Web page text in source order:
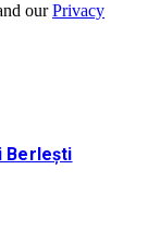
ourPrivacy
Berlești